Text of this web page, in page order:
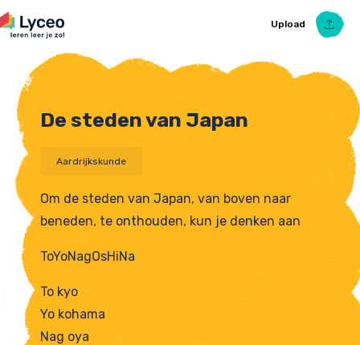
Upload
Upload Ezelsbruggetje
De steden van Japan
Aardrijkskunde
Om de steden van Japan, van boven naar
beneden, te onthouden, kun je denken aan
ToYoNagOsHiNa
To kyo
Yo kohama
Nag oya